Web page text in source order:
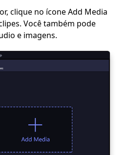
clique no ícone Add Media
Você também pode
e imagens.